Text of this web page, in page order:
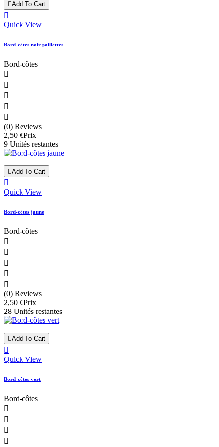
Add To Cart

Quick View
Bord-côtes noir paillettes
Bord-côtes





(0) Reviews
2,50 €Prix
9 Unités restantes
Add To Cart

Quick View
Bord-côtes jaune
Bord-côtes





(0) Reviews
2,50 €Prix
28 Unités restantes
Add To Cart

Quick View
Bord-côtes vert
Bord-côtes



